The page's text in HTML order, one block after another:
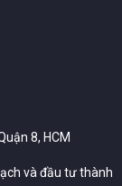
8, HCM
và đầu tư thành